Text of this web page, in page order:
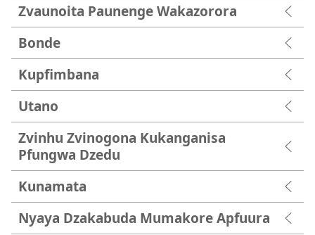
Zvaunoita Paunenge Wakazorora
Bonde
Kupfimbana
Utano
Zvinhu Zvinogona Kukanganisa
Pfungwa Dzedu
Kunamata
Nyaya Dzakabuda Mumakore Apfuura